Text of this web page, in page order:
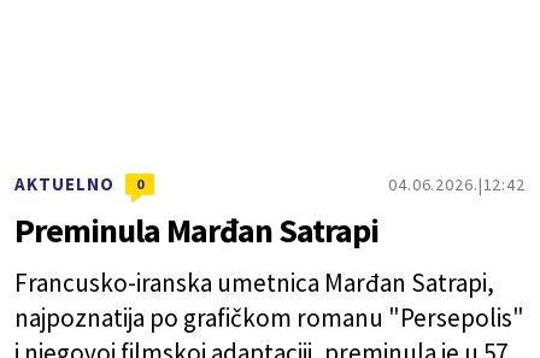
AKTUELNO 0 04.06.2026. 12:42
Preminula Marđan Satrapi
Francusko-iranska umetnica Marđan Satrapi,
najpoznatija po grafičkom romanu "Persepolis"